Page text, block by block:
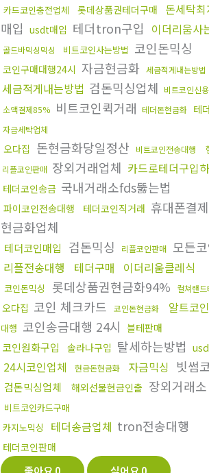
카드코인충전업체 롯데상품권테더구매 돈세탁
매입 usdt매입 테더tron구입 이더리움사
골드바믹싱믹싱 비트코인사는방법 코인돈믹싱
코인구매대행24시 자금현금화 세금적게내는방법
세금적게내는방법 검돈믹싱업체 비트코인신
소액결제85% 비트코인퀵거래 테더돈현금화 테
자금세탁업체
오다집 돈현금화당일정산 비트코인전송대행
리플코인판매 장외거래업체 카드로테더구입
테더코인송금 국내거래소fds뚫는법
파이코인전송대행 테더코인직거래 휴대폰결
현금화업체
테더코인매입 검돈믹싱 리플코인판매 모든
리플전송대행 테더구매 이더리움클레식
코인돈믹싱 롯데상품권현금화94% 컬쳐랜
오다집 코인 체크카드 코인돈현금화 알트코
대행 코인송금대행 24시 블테판매
코인원화구입 솔라나구입 탈세하는방법
24시코인업체 현금돈현금화 자금믹싱 빗썸
검돈믹싱업체 해외선물현금인출 장외거래소
비트코인카드구매
카지노믹싱
테더송금업체 tron전송대행
테더코인판매